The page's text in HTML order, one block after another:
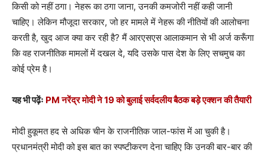
किसी को नहीं ठगा। नेहरू का ठगा जाना, उनकी कमजोरी नहीं कही जानी
चाहिए। लेकिन मौजूदा सरकार, जो हर मामले में नेहरू की नीतियों की आलोचना
करती है, खुद आज क्या कर रही है? मैं आरएसएस आलाकमान से भी अर्ज करूँगा
कि वह राजनीतिक मामलों में दखल दे, यदि उसके पास देश के लिए सचमुच का
कोई प्रेम है।
यह भी पढ़ेंः PM नरेंद्र मोदी ने 19 को बुलाई सर्वदलीय बैठक बड़े एक्शन की तैयारी
मोदी हुकूमत हद से अधिक चीन के राजनीतिक जाल-फांस में आ चुकी है।
प्रधानमंत्री मोदी को इस बात का स्पष्टीकरण देना चाहिए कि उनकी बार-बार की